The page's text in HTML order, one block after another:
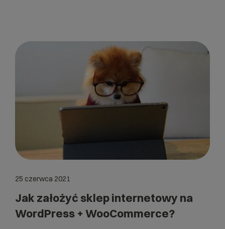
25 czerwca 2021
Jak założyć sklep internetowy na
WordPress + WooCommerce?